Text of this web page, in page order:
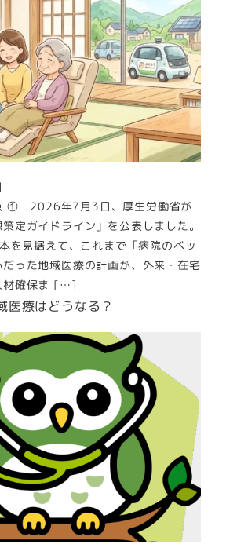
療はどうなる？
① 2026年7月3日、厚生労働省が
策定ガイドライン」を公表しました。
を見据えて、これまで「病院のベッ
だった地域医療の計画が、外来・在宅
材確保ま […]